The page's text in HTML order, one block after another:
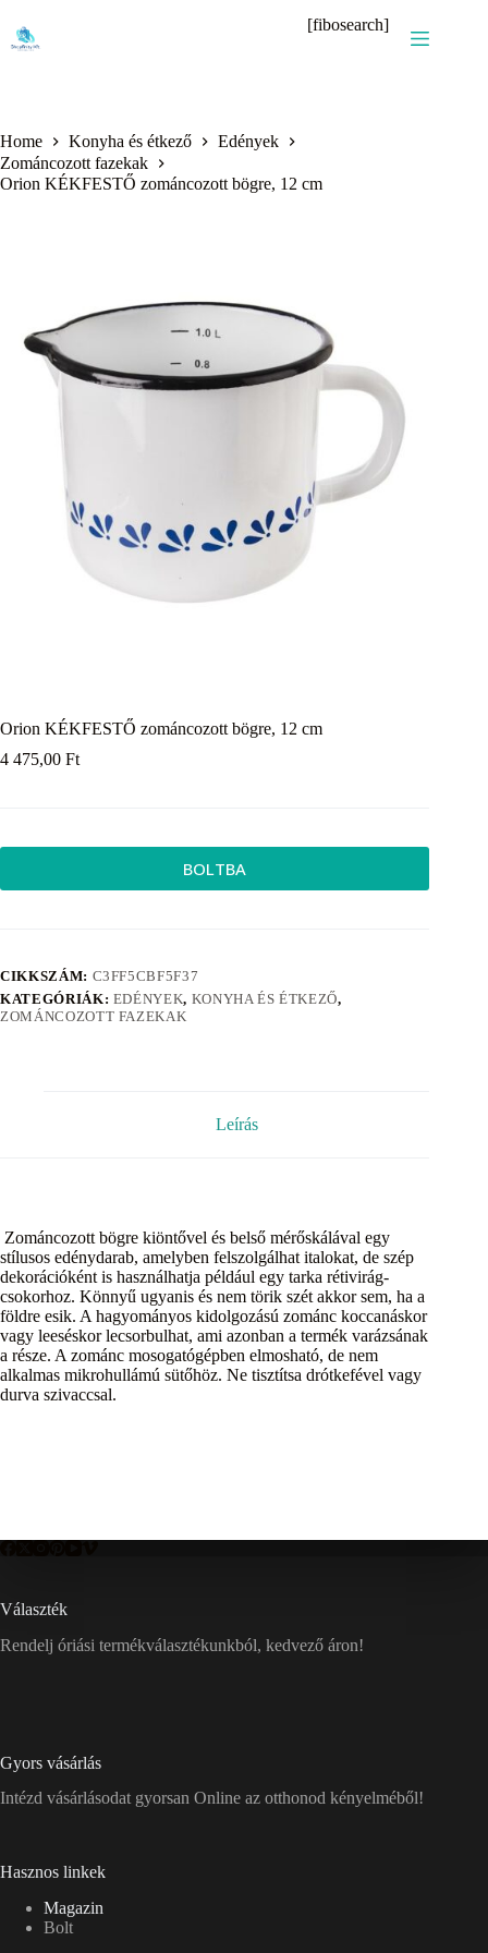
content
[fibosearch]
Home Konyha és étkező
Edények
Zománcozott fazekak
Orion KÉKFESTŐ zománcozott bögre, 12 cm
Orion KÉKFESTŐ zománcozott bögre, 12 cm
4 475,00 Ft
BOLTBA
CIKKSZÁM: C3FF5CBF5F37
KATEGÓRIÁK: EDÉNYEK, KONYHA ÉS ÉTKEZŐ,
ZOMÁNCOZOTT FAZEKAK
Leírás
Zománcozott bögre kiöntővel és belső mérőskálával egy
stílusos edénydarab, amelyben felszolgálhat italokat, de szép
dekorációként is használhatja például egy tarka rétivirág-
csokorhoz. Könnyű ugyanis és nem törik szét akkor sem, ha a
földre esik. A hagyományos kidolgozású zománc koccanáskor
vagy leeséskor lecsorbulhat, ami azonban a termék varázsának
a része. A zománc mosogatógépben elmosható, de nem
alkalmas mikrohullámú sütőhöz. Ne tisztítsa drótkefével vagy
durva szivaccsal.
Választék
Rendelj óriási termékválasztékunkból, kedvező áron!
Gyors vásárlás
Intézd vásárlásodat gyorsan Online az otthonod kényelméből!
Hasznos linkek
Magazin
Bolt